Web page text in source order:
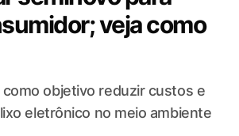
veja como
objetivo reduzir custos e
eletrônico no meio ambiente